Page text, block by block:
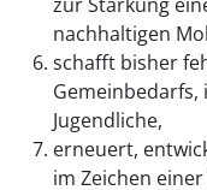
nachhaltigen
schafft bisher
Jugendliche,
erneuert,
im Zeichen